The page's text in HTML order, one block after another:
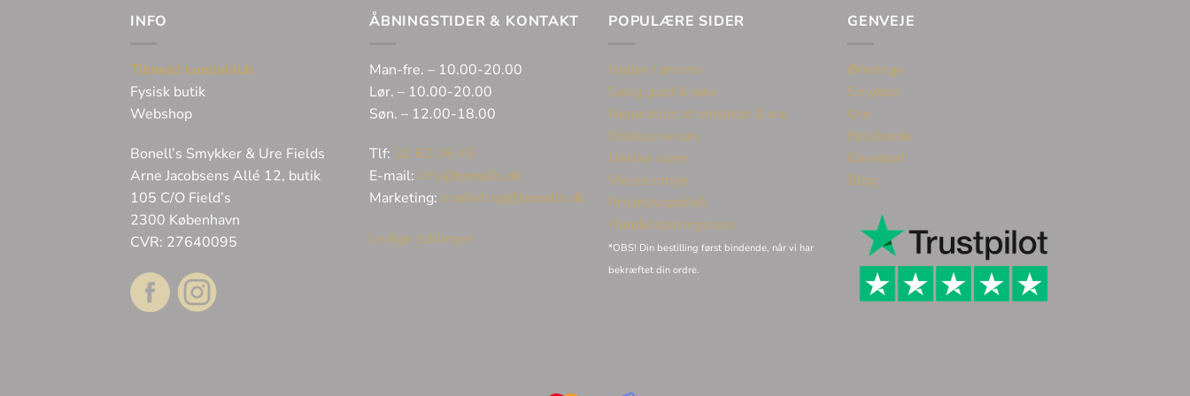
INFO
Tilmeld kundeklub
Fysisk butik
Webshop
Bonell’s Smykker & Ure Fields
Arne Jacobsens Allé 12, butik
105 C/O Field’s
2300 København
CVR: 27640095
ÅBNINGSTIDER & KONTAKT
Man-fre. – 10.00-20.00
Lør. – 10.00-20.00
Søn. – 12.00-18.00
Tlf: 32 62 06 45
E-mail: info@bonells.dk
Marketing: marketing@bonells.dk
Ledige stillinger
POPULÆRE SIDER
Huller i ørerne
Sælg guld & sølv
Reparation af smykker & ure
Eksklusive ure
Unikke varer
Vielsesringe
Privatlivspolitik
Handelsbetingelser
*OBS! Din bestilling først bindende, når vi har
bekræftet din ordre.
GENVEJE
Øreringe
Smykker
Ure
Halskæde
Gavekort
Blog